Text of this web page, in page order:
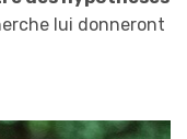
lui donneront